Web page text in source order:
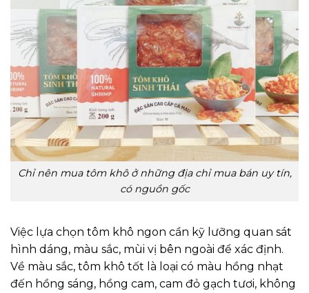
Chỉ nên mua tôm khô ở những địa chỉ mua bán uy tín,
có nguồn gốc
Việc lựa chọn tôm khô ngon cần kỹ lưỡng quan sát
hình dáng, màu sắc, mùi vị bên ngoài để xác định.
Về màu sắc, tôm khô tốt là loại có màu hồng nhạt
đến hồng sáng, hồng cam, cam đỏ gạch tươi, không